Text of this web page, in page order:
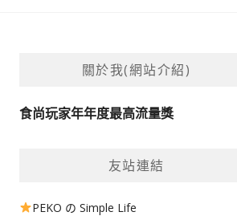
關於我(網站介紹)
食尚玩家年年度最高流量獎
友站連結
PEKO の Simple Life